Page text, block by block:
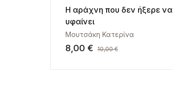
Η αράχνη που δεν ήξερε να
υφαίνει
Μουτσάκη Κατερίνα
8,00 € 10,00€